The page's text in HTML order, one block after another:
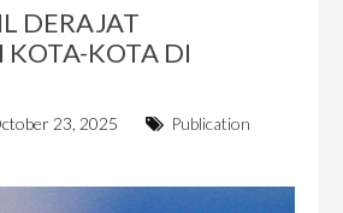
DERAJAT
KOTA-KOTA DI
23, 2025 Publication